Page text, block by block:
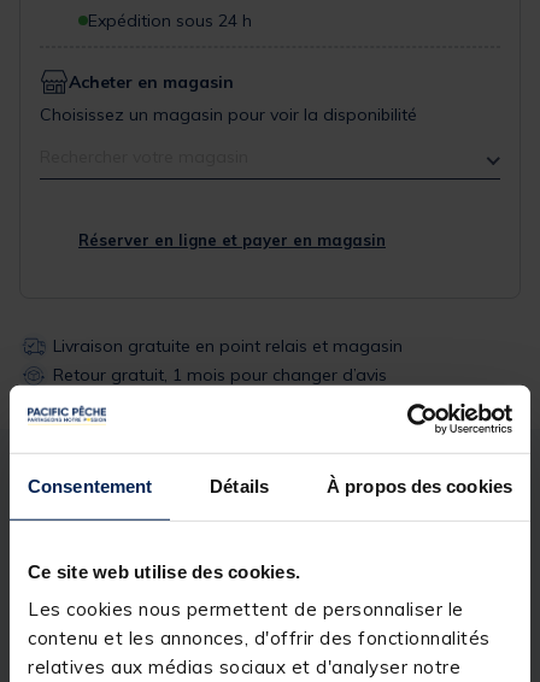
Consentement Détails À propos des cookies
Ce site web utilise des cookies.
Les cookies nous permettent de personnaliser le
contenu et les annonces, d'offrir des fonctionnalités
relatives aux médias sociaux et d'analyser notre
Expédition sous 24 h
Acheter en magasin
Choisissez un magasin pour voir la disponibilité
Réserver en ligne et payer en magasin
Livraison gratuite en point relais et magasin
Retour gratuit, 1 mois pour changer d’avis
Description Spécifications
Description & détails
Description
COUSSIN ST - TALON FIXE - DREAM NOIR/NOIR